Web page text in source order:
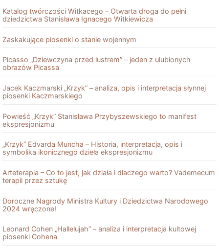
Katalog twórczości Witkacego – Otwarta droga do pełni
dziedzictwa Stanisława Ignacego Witkiewicza
Zaskakujące piosenki o stanie wojennym
Picasso „Dziewczyna przed lustrem” – jeden z ulubionych
obrazów Picassa
Jacek Kaczmarski „Krzyk” – analiza, opis i interpretacja słynnej
piosenki Kaczmarskiego
Powieść „Krzyk” Stanisława Przybyszewskiego to manifest
ekspresjonizmu
„Krzyk” Edvarda Muncha – Historia, interpretacja, opis i
symbolika ikonicznego dzieła ekspresjonizmu
Arteterapia – Co to jest, jak działa i dlaczego warto? Vademecum
terapii przez sztukę
Doroczne Nagrody Ministra Kultury i Dziedzictwa Narodowego
2024 wręczone!
Leonard Cohen „Hallelujah” – analiza i interpretacja kultowej
piosenki Cohena